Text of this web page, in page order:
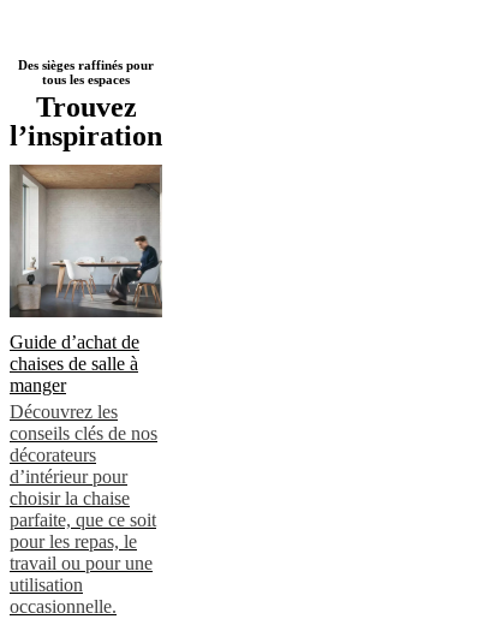
Next
page
NoirGrisBlancMarron
foncéMétalPlastique
Des sièges raffinés pour
tous les espaces
Trouvez
l’inspiration
Guide d’achat de
chaises de salle à
manger
Découvrez les
conseils clés de nos
décorateurs
d’intérieur pour
choisir la chaise
parfaite, que ce soit
pour les repas, le
travail ou pour une
utilisation
occasionnelle.